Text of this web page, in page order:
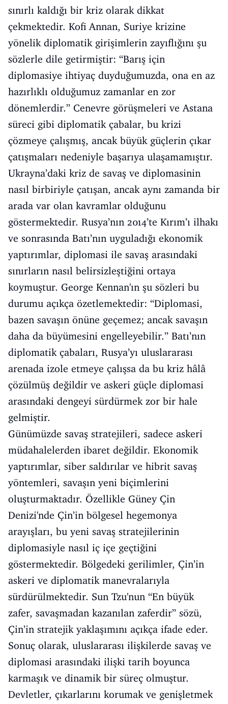
sınırlı kaldığı bir kriz olarak dikkat
çekmektedir. Kofi Annan, Suriye krizine
yönelik diplomatik girişimlerin zayıflığını şu
sözlerle dile getirmiştir: “Barış için
diplomasiye ihtiyaç duyduğumuzda, ona en az
hazırlıklı olduğumuz zamanlar en zor
dönemlerdir.” Cenevre görüşmeleri ve Astana
süreci gibi diplomatik çabalar, bu krizi
çözmeye çalışmış, ancak büyük güçlerin çıkar
çatışmaları nedeniyle başarıya ulaşamamıştır.
Ukrayna’daki kriz de savaş ve diplomasinin
nasıl birbiriyle çatışan, ancak aynı zamanda bir
arada var olan kavramlar olduğunu
göstermektedir. Rusya’nın 2014’te Kırım’ı ilhakı
ve sonrasında Batı’nın uyguladığı ekonomik
yaptırımlar, diplomasi ile savaş arasındaki
sınırların nasıl belirsizleştiğini ortaya
koymuştur. George Kennan'ın şu sözleri bu
durumu açıkça özetlemektedir: “Diplomasi,
bazen savaşın önüne geçemez; ancak savaşın
daha da büyümesini engelleyebilir.” Batı’nın
diplomatik çabaları, Rusya’yı uluslararası
arenada izole etmeye çalışsa da bu kriz hâlâ
çözülmüş değildir ve askeri güçle diplomasi
arasındaki dengeyi sürdürmek zor bir hale
gelmiştir.
Günümüzde savaş stratejileri, sadece askeri
müdahalelerden ibaret değildir. Ekonomik
yaptırımlar, siber saldırılar ve hibrit savaş
yöntemleri, savaşın yeni biçimlerini
oluşturmaktadır. Özellikle Güney Çin
Denizi'nde Çin’in bölgesel hegemonya
arayışları, bu yeni savaş stratejilerinin
diplomasiyle nasıl iç içe geçtiğini
göstermektedir. Bölgedeki gerilimler, Çin’in
askeri ve diplomatik manevralarıyla
sürdürülmektedir. Sun Tzu'nun “En büyük
zafer, savaşmadan kazanılan zaferdir” sözü,
Çin’in stratejik yaklaşımını açıkça ifade eder.
Sonuç olarak, uluslararası ilişkilerde savaş ve
diplomasi arasındaki ilişki tarih boyunca
karmaşık ve dinamik bir süreç olmuştur.
Devletler, çıkarlarını korumak ve genişletmek